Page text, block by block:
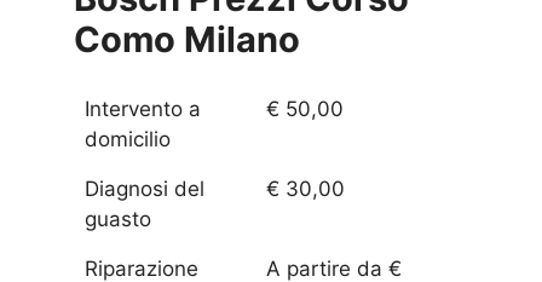
Como Milano
Intervento a
domicilio
€ 50,00
Diagnosi del
guasto
€ 30,00
Riparazione
A partire da €